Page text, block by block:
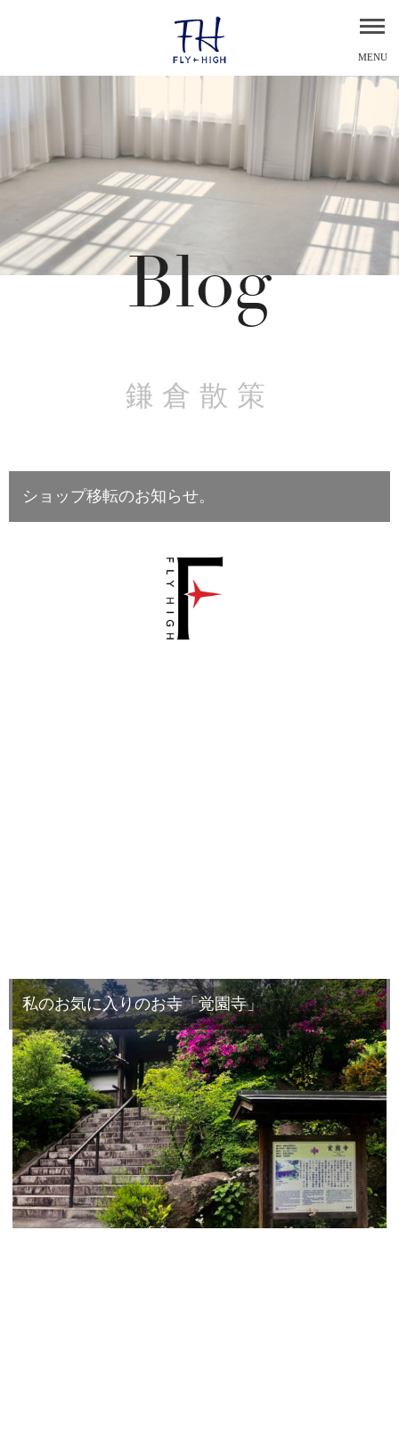
MENU
Blog
鎌倉散策
ショップ移転のお知らせ。
私のお気に入りのお寺「覚園寺」